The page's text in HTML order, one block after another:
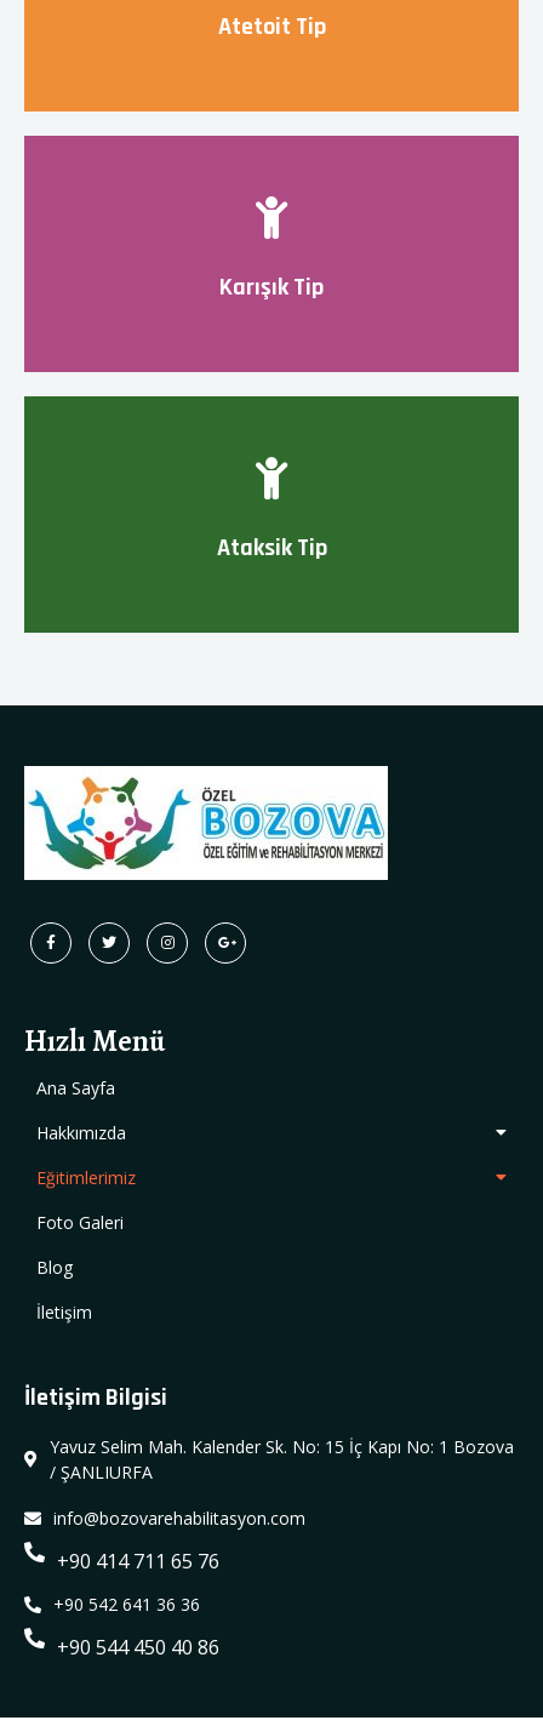
Atetoit Tip
Karışık Tip
Ataksik Tip
Hızlı Menü
Ana Sayfa
Hakkımızda
Eğitimlerimiz
Foto Galeri
Blog
İletişim
İletişim Bilgisi
Yavuz Selim Mah. Kalender Sk. No: 15 İç Kapı No: 1 Bozova
/ ŞANLIURFA
info@bozovarehabilitasyon.com
+90 414 711 65 76
+90 542 641 36 36
+90 544 450 40 86